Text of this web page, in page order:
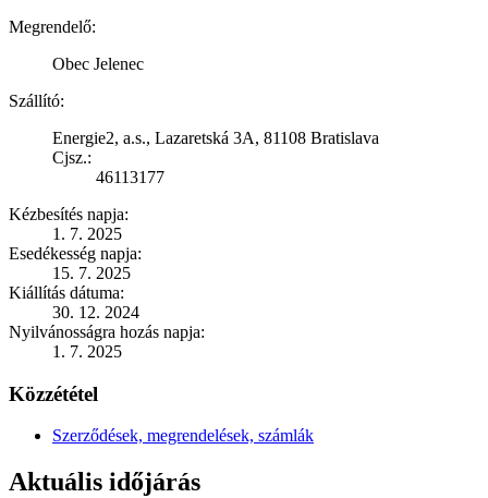
Megrendelő:
Obec Jelenec
Szállító:
Energie2, a.s., Lazaretská 3A, 81108 Bratislava
Cjsz.:
46113177
Kézbesítés napja:
1. 7. 2025
Esedékesség napja:
15. 7. 2025
Kiállítás dátuma:
30. 12. 2024
Nyilvánosságra hozás napja:
1. 7. 2025
Közzététel
Szerződések, megrendelések, számlák
Aktuális időjárás